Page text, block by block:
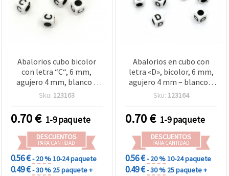
Abalorios cubo bicolor
con letra “C“, 6 mm,
agujero 4 mm, blanco y
negro, 20 g (~95 uds)
Sku: 123163
0.70€ 1-9 paquete
DESCUENTOS
PARA CANTIDAD
0.56 €- 20 %10-24 paquete
0.49 €- 30 % 25 paquete +
Abalorios en cubo con
letra «D», bicolor, 6 mm,
agujero 4 mm – blanco y
negro surtidos, 20 g (~95
accesorios
personalizados, bisutería
y manualidades
Sku: 123164
0.70€ 1-9 paquete
DESCUENTOS
PARA CANTIDAD
0.56 €- 20 %10-24 paquete
0.49 €- 30 % 25 paquete +